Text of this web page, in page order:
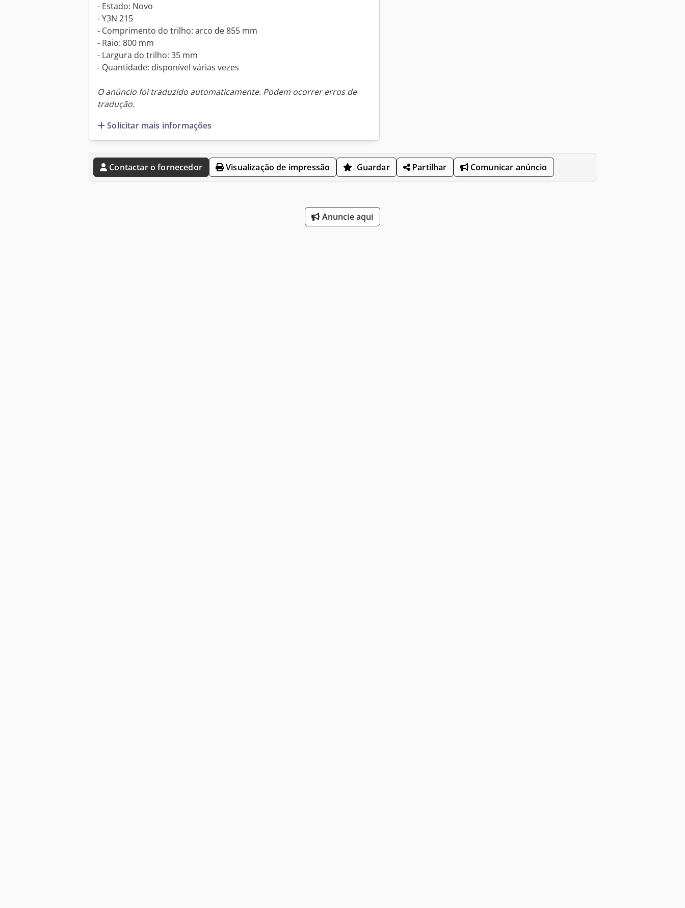
- Estado: Novo
- Y3N 215
- Comprimento do trilho: arco de 855 mm
- Raio: 800 mm
- Largura do trilho: 35 mm
- Quantidade: disponível várias vezes
O anúncio foi traduzido automaticamente. Podem ocorrer erros de
tradução.
Solicitar mais informações
Contactar o fornecedor Visualização de impressão Guardar Partilhar Comunicar anúncio
Anuncie aqui